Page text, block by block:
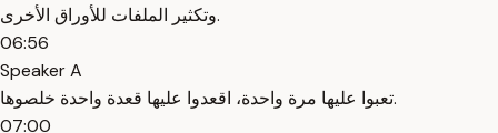
وتكثير الملفات للأوراق الأخرى.
06:56
Speaker A
تعبوا عليها مرة واحدة، اقعدوا عليها قعدة واحدة خلصوها.
07:00